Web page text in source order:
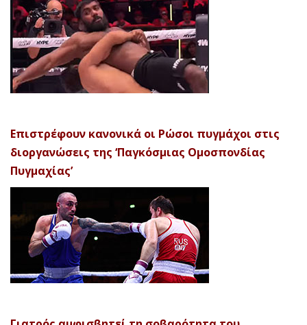
Επιστρέφουν κανονικά οι Ρώσοι πυγμάχοι στις
διοργανώσεις της ‘Παγκόσμιας Ομοσπονδίας
Πυγμαχίας’